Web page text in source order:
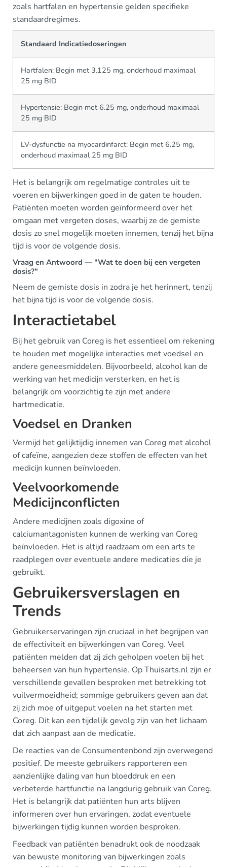
zoals hartfalen en hypertensie gelden specifieke
standaardregimes.
Standaard Indicatiedoseringen
Hartfalen: Begin met 3.125 mg, onderhoud maximaal
25 mg BID
Hypertensie: Begin met 6.25 mg, onderhoud maximaal
25 mg BID
LV-dysfunctie na myocardinfarct: Begin met 6.25 mg,
onderhoud maximaal 25 mg BID
Het is belangrijk om regelmatige controles uit te
voeren en bijwerkingen goed in de gaten te houden.
Patiënten moeten worden geïnformeerd over het
omgaan met vergeten doses, waarbij ze de gemiste
dosis zo snel mogelijk moeten innemen, tenzij het bijna
tijd is voor de volgende dosis.
Vraag en Antwoord — "Wat te doen bij een vergeten
dosis?"
Neem de gemiste dosis in zodra je het herinnert, tenzij
het bijna tijd is voor de volgende dosis.
Interactietabel
Bij het gebruik van Coreg is het essentieel om rekening
te houden met mogelijke interacties met voedsel en
andere geneesmiddelen. Bijvoorbeeld, alcohol kan de
werking van het medicijn versterken, en het is
belangrijk om voorzichtig te zijn met andere
hartmedicatie.
Voedsel en Dranken
Vermijd het gelijktijdig innemen van Coreg met alcohol
of cafeïne, aangezien deze stoffen de effecten van het
medicijn kunnen beïnvloeden.
Veelvoorkomende
Medicijnconflicten
Andere medicijnen zoals digoxine of
calciumantagonisten kunnen de werking van Coreg
beïnvloeden. Het is altijd raadzaam om een arts te
raadplegen over eventuele andere medicaties die je
gebruikt.
Gebruikersverslagen en
Trends
Gebruikerservaringen zijn cruciaal in het begrijpen van
de effectiviteit en bijwerkingen van Coreg. Veel
patiënten melden dat zij zich geholpen voelen bij het
beheersen van hun hypertensie. Op Thuisarts.nl zijn er
verschillende gevallen besproken met betrekking tot
vuilvermoeidheid; sommige gebruikers geven aan dat
zij zich moe of uitgeput voelen na het starten met
Coreg. Dit kan een tijdelijk gevolg zijn van het lichaam
dat zich aanpast aan de medicatie.
De reacties van de Consumentenbond zijn overwegend
positief. De meeste gebruikers rapporteren een
aanzienlijke daling van hun bloeddruk en een
verbeterde hartfunctie na langdurig gebruik van Coreg.
Het is belangrijk dat patiënten hun arts blijven
informeren over hun ervaringen, zodat eventuele
bijwerkingen tijdig kunnen worden besproken.
Feedback van patiënten benadrukt ook de noodzaak
van bewuste monitoring van bijwerkingen zoals